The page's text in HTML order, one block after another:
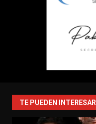
TE PUEDEN INTERESAR